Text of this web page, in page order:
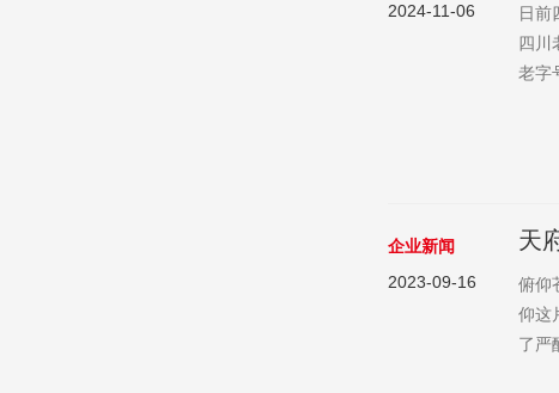
2024-11-06
日前
四川
老字
企业新闻
2023-09-16
天
俯仰
仰这
了严